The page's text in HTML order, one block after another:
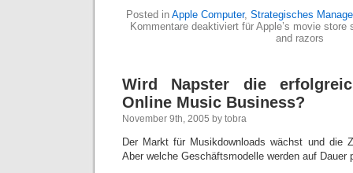
Posted in Apple Computer, Strategisches
Kommentare deaktiviert für Apple’s movie
and razors
Wird Napster die
Online Music Business?
November 9th, 2005 by tobra
Der Markt für Musikdownloads wächst und die
Aber welche Geschäftsmodelle werden auf Dauer